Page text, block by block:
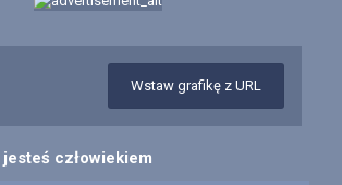
Wstaw grafikę z URL
człowiekiem